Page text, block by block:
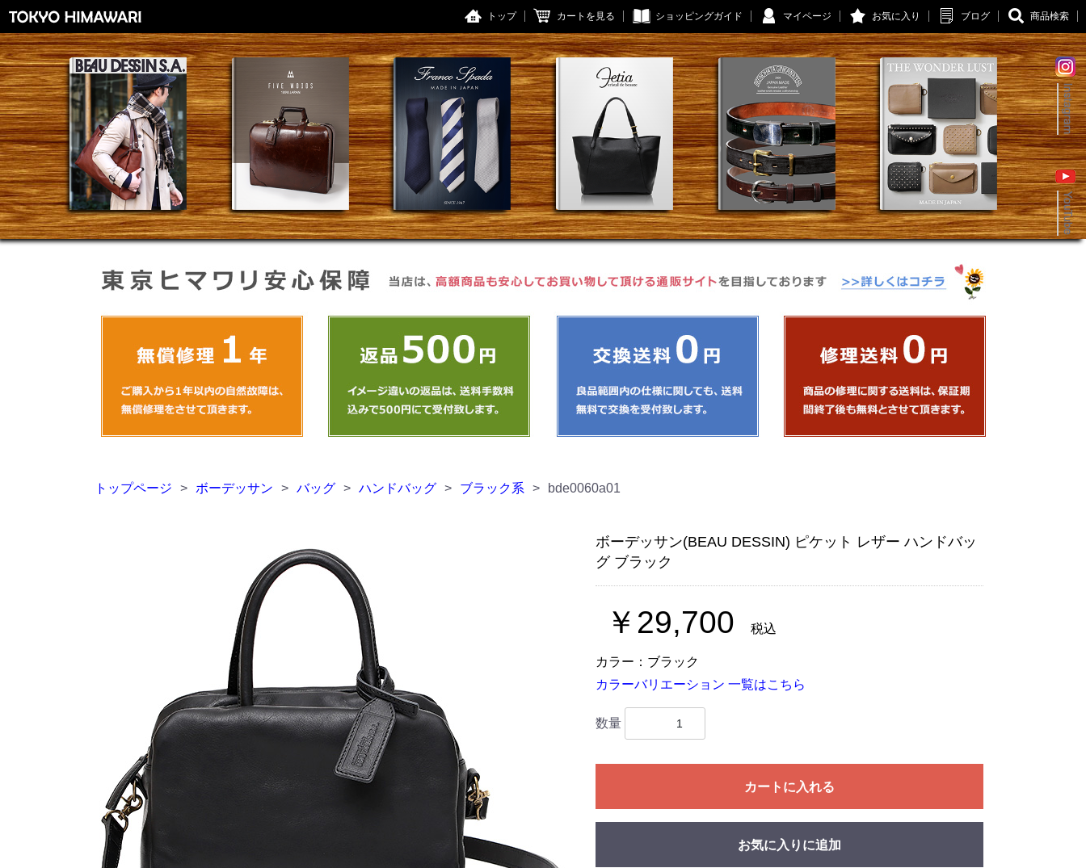
商品検索
ブログ
お気に入り
マイページ
ショッピングガイド
カートを見る
トップ
トップページ > ボーデッサン > バッグ > ハンドバッグ > ブラック系 > bde0060a01
ボーデッサン(BEAU DESSIN) ピケット レザー ハンドバッ
グ ブラック
￥29,700 税込
カラー：ブラック
カラーバリエーション 一覧はこちら
数量
カートに入れる
お気に入りに追加